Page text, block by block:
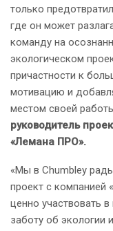
только
где он может
команду на
экологическом
причастности к
мотивацию и
местом своей
руководитель
«Лемана ПРО».
«Мы в Chumbley
проект с компанией
ценно участвовать
заботу об экологии